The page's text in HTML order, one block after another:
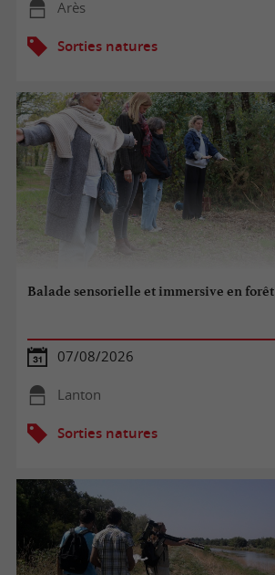
Arès
Sorties natures
Balade sensorielle et immersive en forêt
07/08/2026
Lanton
Sorties natures